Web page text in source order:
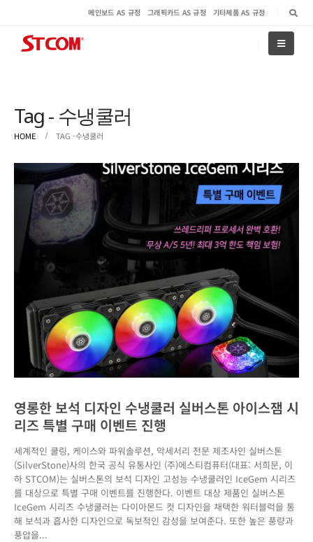
메인보드 AS 규정 그래픽카드 AS 규정 기타제품 AS 규정
Tag - 수냉쿨러
HOME TAG -수냉쿨러
영롱한 보석 디자인 수냉쿨러 실버스톤 아이스잼 시
리즈 특별 구매 이벤트 진행
세계적인 쿨링, 케이스와 파워솔루션, 악세서리 전문 제조사인 실버스톤
(SilverStone)사의 한국 공식 유통사인 (주)에스티컴퓨터(대표: 서희문, 이
하 STCOM)는 실버스톤의 보석 디자인 고성능 수냉쿨러인 IceGem 시리즈
를 대상으로 특별 구매 이벤트를 진행한다. 이벤트 대상 제품인 실버스톤
IceGem 시리즈 수냉쿨러는 다이아몬드 컷 디자인을 채택한 워터블럭을 통
해 보석과 흡사한 디자인으로 독보적인 감성을 보여준다. 또한 높은 풍량과
풍압을...